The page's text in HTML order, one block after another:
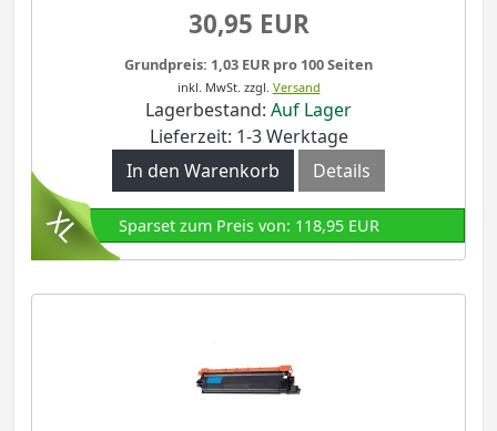
30,95 EUR
Grundpreis: 1,03 EUR pro 100 Seiten
inkl. MwSt. zzgl. Versand
Lagerbestand: Auf Lager
Lieferzeit: 1-3 Werktage
In den Warenkorb
Details
Sparset zum Preis von: 118,95 EUR